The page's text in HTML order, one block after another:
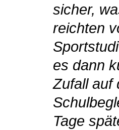
sicher,
reichten
es dann
Zufall auf
Tage